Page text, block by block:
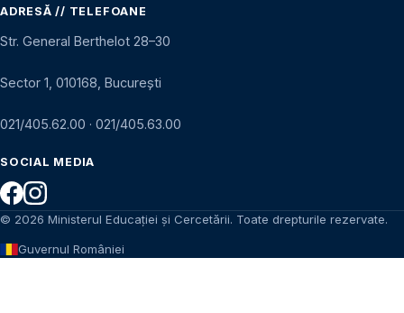
ADRESĂ // TELEFOANE
Str. General Berthelot 28–30
Sector 1, 010168, București
021/405.62.00 · 021/405.63.00
SOCIAL MEDIA
© 2026 Ministerul Educației și Cercetării. Toate drepturile rezervate.
Guvernul României